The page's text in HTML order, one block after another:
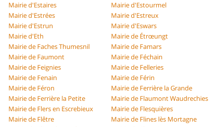
Mairie d'Estaires
Mairie d'Estourmel
Mairie d'Estrées
Mairie d'Estreux
Mairie d'Estrun
Mairie d'Eswars
Mairie d'Eth
Mairie de Étrœungt
Mairie de Faches Thumesnil
Mairie de Famars
Mairie de Faumont
Mairie de Féchain
Mairie de Feignies
Mairie de Felleries
Mairie de Fenain
Mairie de Férin
Mairie de Féron
Mairie de Ferrière la Grande
Mairie de Ferrière la Petite
Mairie de Flaumont Waudrechies
Mairie de Flers en Escrebieux
Mairie de Flesquières
Mairie de Flêtre
Mairie de Flines lès Mortagne